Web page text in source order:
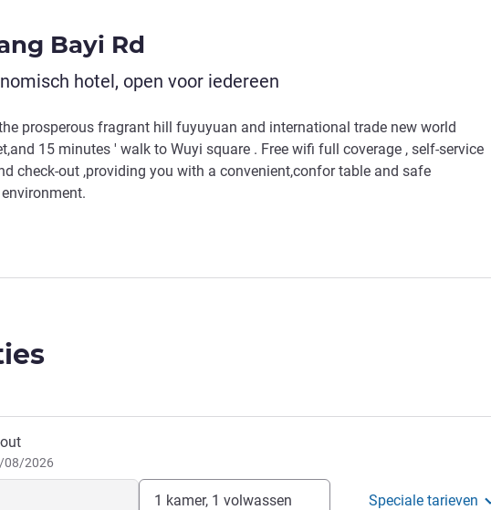
Bayi Rd
hotel, open voor iedereen
prosperous fragrant hill fuyuyuan and international trade new world
15 minutes ' walk to Wuyi square . Free wifi full coverage , self-service
check-out ,providing you with a convenient,confor table and safe
08/2026
1 kamer, 1 volwassen Speciale tarieven